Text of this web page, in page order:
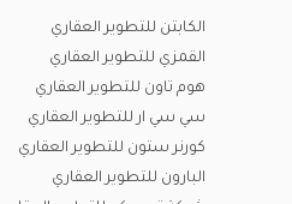
الكابتن للتطوير العقاري
القمزي للتطوير العقاري
هوم تاون للتطوير العقاري
سي سي ار للتطوير العقاري
كورنر ستون للتطوير العقاري
البارون للتطوير العقاري